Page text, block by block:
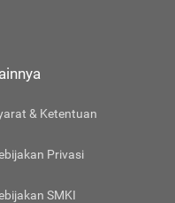
& Ketentuan
Privasi
SMKI